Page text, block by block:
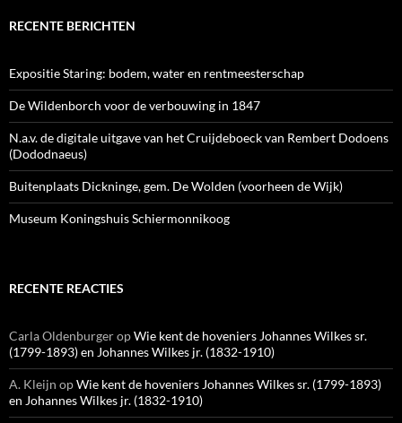
RECENTE BERICHTEN
Expositie Staring: bodem, water en rentmeesterschap
De Wildenborch voor de verbouwing in 1847
N.a.v. de digitale uitgave van het Cruijdeboeck van Rembert Dodoens
(Dododnaeus)
Buitenplaats Dickninge, gem. De Wolden (voorheen de Wijk)
Museum Koningshuis Schiermonnikoog
RECENTE REACTIES
Carla OldenburgeropWie kent de hoveniers Johannes Wilkes sr.
(1799-1893) en Johannes Wilkes jr. (1832-1910)
A. Kleijn opWie kent de hoveniers Johannes Wilkes sr. (1799-1893)
en Johannes Wilkes jr. (1832-1910)